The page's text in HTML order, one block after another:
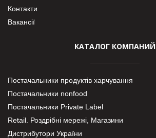
Контакти
Вакансії
КАТАЛОГ КОМПАНИЙ
Постачальники продуктів харчування
Постачальники nonfood
Постачальники Private Label
Retail. Роздрібні мережі, Магазини
Дистрибутори України